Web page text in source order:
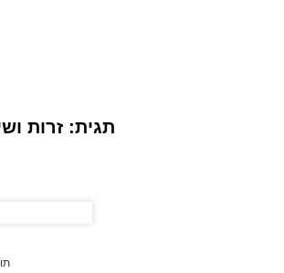
תגית: זרות
תומר‭